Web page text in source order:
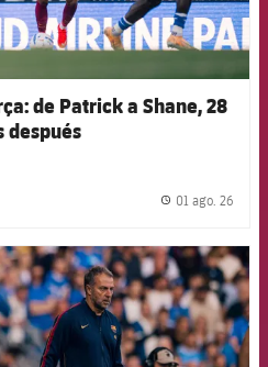
de Patrick a Shane, 28
después
01 ago. 26
FCB Barcelona badge